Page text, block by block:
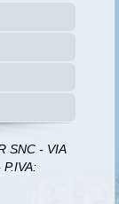
SNC - VIA